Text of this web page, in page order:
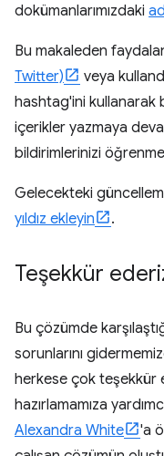
dokümanlarımızdaki
Bu makaleden
Twitter)
veya
hashtag'ini kullanarak
içerikler yazmaya
bildirimlerinizi
Gelecekteki
yıldız ekleyin
.
Teşekkür
Bu çözümde
sorunlarını
herkese çok teşekkür
hazırlamamıza
Alexandra White
'a